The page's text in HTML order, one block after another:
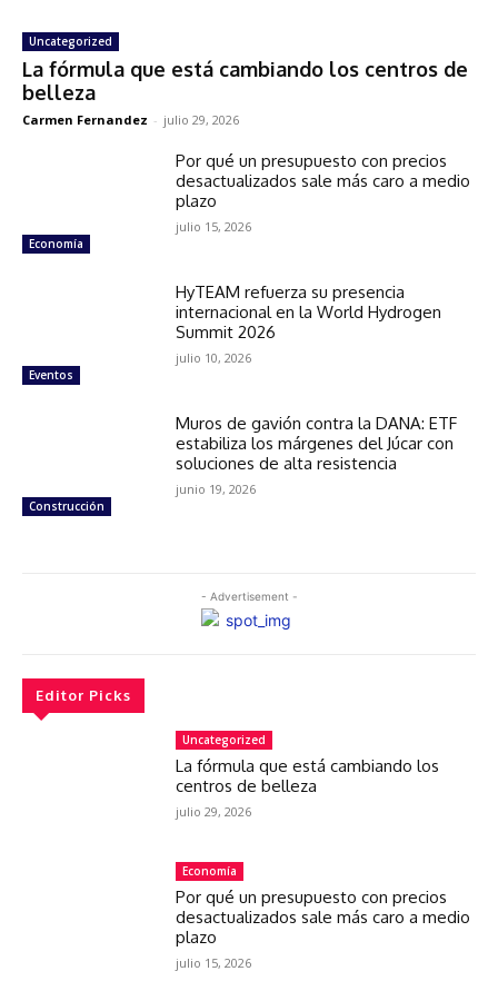
Uncategorized
La fórmula que está cambiando los centros de
belleza
Carmen Fernandez - julio 29, 2026
Economía
Por qué un presupuesto con precios
desactualizados sale más caro a medio
plazo
julio 15, 2026
Eventos
HyTEAM refuerza su presencia
internacional en la World Hydrogen
Summit 2026
julio 10, 2026
Construcción
Muros de gavión contra la DANA: ETF
estabiliza los márgenes del Júcar con
soluciones de alta resistencia
junio 19, 2026
- Advertisement -
Editor Picks
Uncategorized
La fórmula que está cambiando los
centros de belleza
julio 29, 2026
Economía
Por qué un presupuesto con precios
desactualizados sale más caro a medio
plazo
julio 15, 2026